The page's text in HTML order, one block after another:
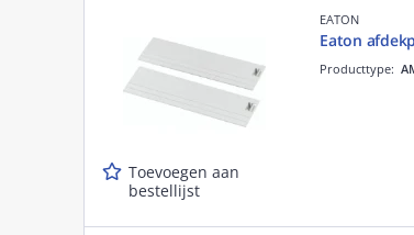
Toevoegen aan
bestellijst
EATON
Eaton
Producttype: